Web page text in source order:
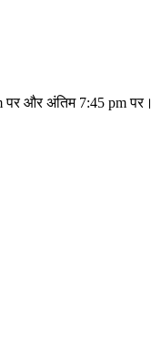
पर और अंतिम 7:45 pm पर।